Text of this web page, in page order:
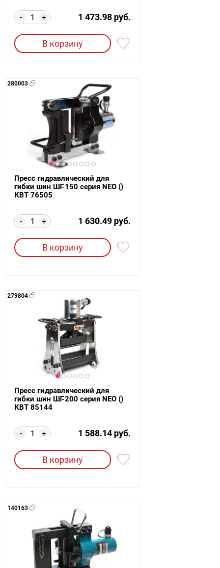
+
- 1 473.98 руб.
В корзину
280003
Пресс гидравлический для
гибки шин ШГ-150 серия NEO ()
КВТ 76505
+
- 1 630.49 руб.
В корзину
279804
Пресс гидравлический для
гибки шин ШГ-200 серия NEO ()
КВТ 85144
+
- 1 588.14 руб.
В корзину
140163